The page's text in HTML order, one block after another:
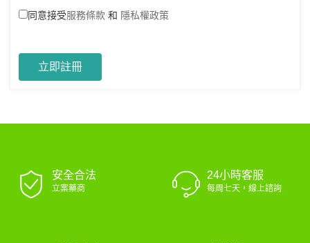
同意接受服務條款 和 隱私權政策
立即註冊
安全合法
立案藥商
24小時客服
每周七天，線上諮詢